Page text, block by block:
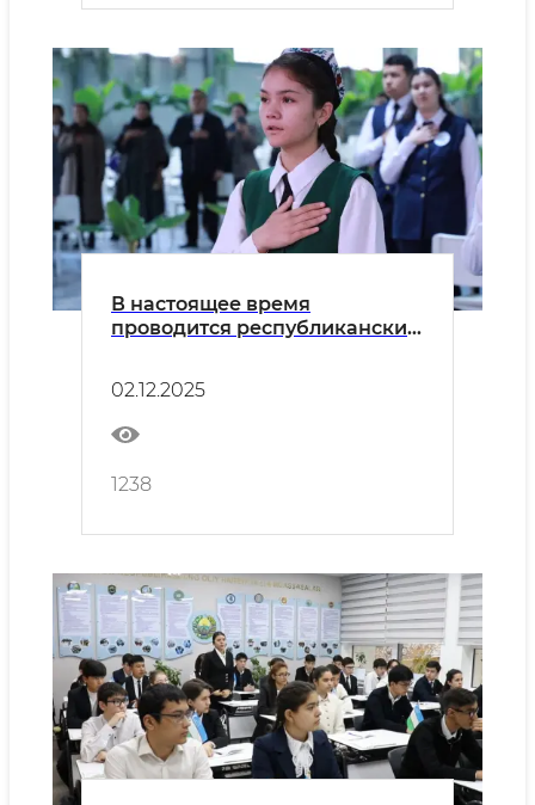
В настоящее время
проводится республиканский
знаток»
02.12.2025
1238